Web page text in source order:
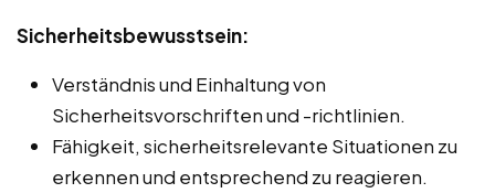
Sicherheitsbewusstsein:
Verständnis und Einhaltung von
Sicherheitsvorschriften und -richtlinien.
Fähigkeit, sicherheitsrelevante Situationen zu
erkennen und entsprechend zu reagieren.